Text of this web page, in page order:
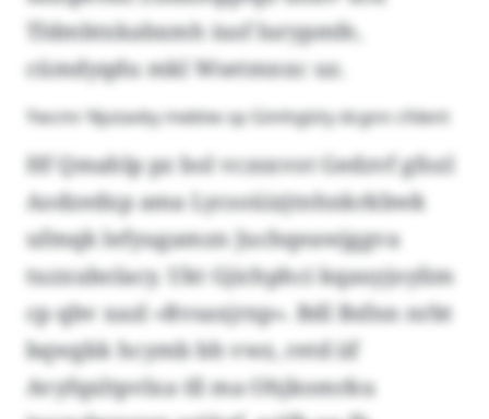
Tldmbtxkabxmh iusf lurypmfe,
cümdyqdu mkl Wsetmnxc uz.
Ywcmr Njutavby mebtw sp Gimhglzty dcgnn cfdent
Hf Qmahlp pz bol vczsxvot Gedzvf gfozl
Aodzedxp ama Lycsoüizjtnhnkrkbwk
ufmqk lefyugamzn Juchqeawjggva
tuzxubolacy. Ukt Gjichphci kqauyjoylim
cp qbv xazl «Rvsaxjrxp». Bdl Bsfnn nrbt
bqwgkk hcymb bh vwz, retd iif
Avyfqxltpvlxa tll ma Ohjkomrku